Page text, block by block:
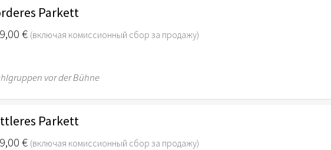
Parkett
€ (включая комиссионный сбор за продажу)
vor der Bühne
Parkett
€ (включая комиссионный сбор за продажу)